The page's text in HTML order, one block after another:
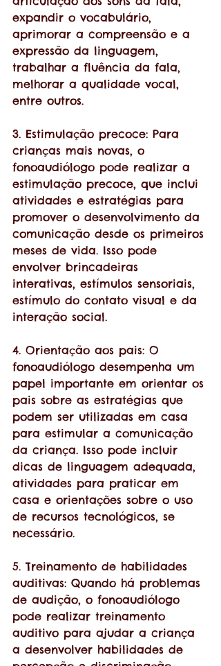
expandir o vocabulário,
aprimorar a compreensão e a
expressão da linguagem,
trabalhar a fluência da fala,
melhorar a qualidade vocal,
entre outros.
3. Estimulação precoce: Para
crianças mais novas, o
fonoaudiólogo pode realizar a
estimulação precoce, que inclui
atividades e estratégias para
promover o desenvolvimento da
comunicação desde os primeiros
meses de vida. Isso pode
envolver brincadeiras
interativas, estímulos sensoriais,
estímulo do contato visual e da
interação social.
4. Orientação aos pais: O
fonoaudiólogo desempenha um
papel importante em orientar os
pais sobre as estratégias que
podem ser utilizadas em casa
para estimular a comunicação
da criança. Isso pode incluir
dicas de linguagem adequada,
atividades para praticar em
casa e orientações sobre o uso
de recursos tecnológicos, se
necessário.
5. Treinamento de habilidades
auditivas: Quando há problemas
de audição, o fonoaudiólogo
pode realizar treinamento
auditivo para ajudar a criança
a desenvolver habilidades de